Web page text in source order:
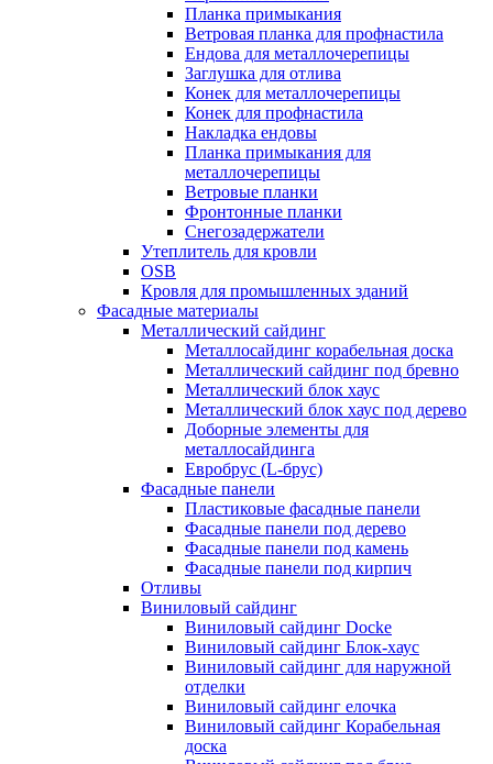
Планка примыкания
Ветровая планка для профнастила
Ендова для металлочерепицы
Заглушка для отлива
Конек для металлочерепицы
Конек для профнастила
Накладка ендовы
Планка примыкания для
металлочерепицы
Ветровые планки
Фронтонные планки
Снегозадержатели
Утеплитель для кровли
OSB
Кровля для промышленных зданий
Фасадные материалы
Металлический сайдинг
Металлосайдинг корабельная доска
Металлический сайдинг под бревно
Металлический блок хаус
Металлический блок хаус под дерево
Доборные элементы для
металлосайдинга
Евробрус (L-брус)
Фасадные панели
Пластиковые фасадные панели
Фасадные панели под дерево
Фасадные панели под камень
Фасадные панели под кирпич
Отливы
Виниловый сайдинг
Виниловый сайдинг Docke
Виниловый сайдинг Блок-хаус
Виниловый сайдинг для наружной
отделки
Виниловый сайдинг елочка
Виниловый сайдинг Корабельная
доска